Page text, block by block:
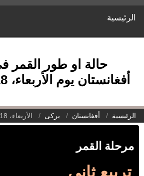
الرئيسية
حالة او طور القمر
أفغانستان يوم الأربعاء، 18 يونيو 2025
الرئيسية أفغانستان برکی الأربعاء، 18 يونيو 2025
مرحلة القمر
تربيع ثاني